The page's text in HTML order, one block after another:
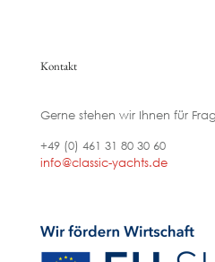
Kontakt
Gerne stehen wir Ihnen für
+49 (0) 461 31 80 30 60
info@classic-yachts.de